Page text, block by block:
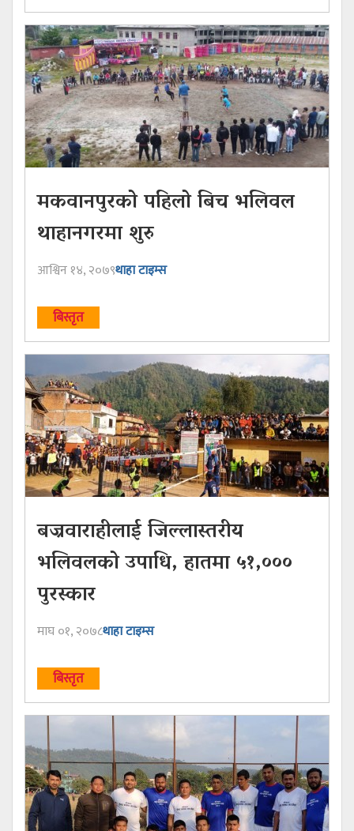
मकवानपुरको पहिलो बिच भलिवल
थाहानगरमा शुरु
आश्विन १४, २०७९थाहा टाइम्स
बिस्तृत
बज्रवाराहीलाई जिल्लास्तरीय
भलिवलको उपाधि, हातमा ५१,०००
पुरस्कार
माघ ०१, २०७८थाहा टाइम्स
बिस्तृत